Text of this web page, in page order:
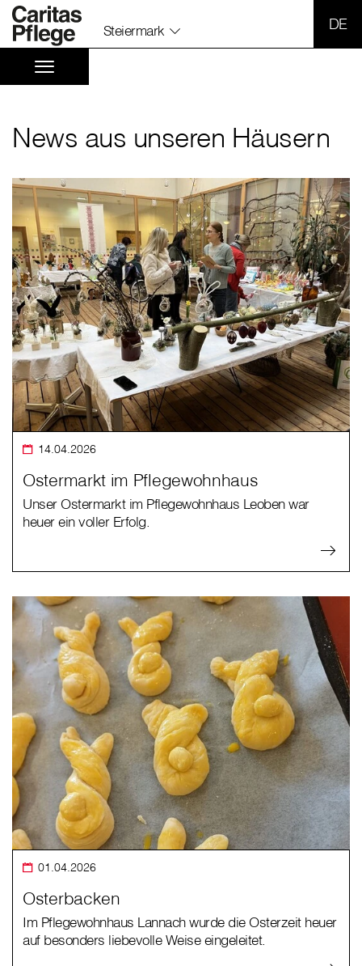
Steiermark
News aus unseren Häusern
14.04.2026
Ostermarkt im Pflegewohnhaus
Unser Ostermarkt im Pflegewohnhaus Leoben war
heuer ein voller Erfolg.
01.04.2026
Osterbacken
Im Pflegewohnhaus Lannach wurde die Osterzeit heuer
auf besonders liebevolle Weise eingeleitet.